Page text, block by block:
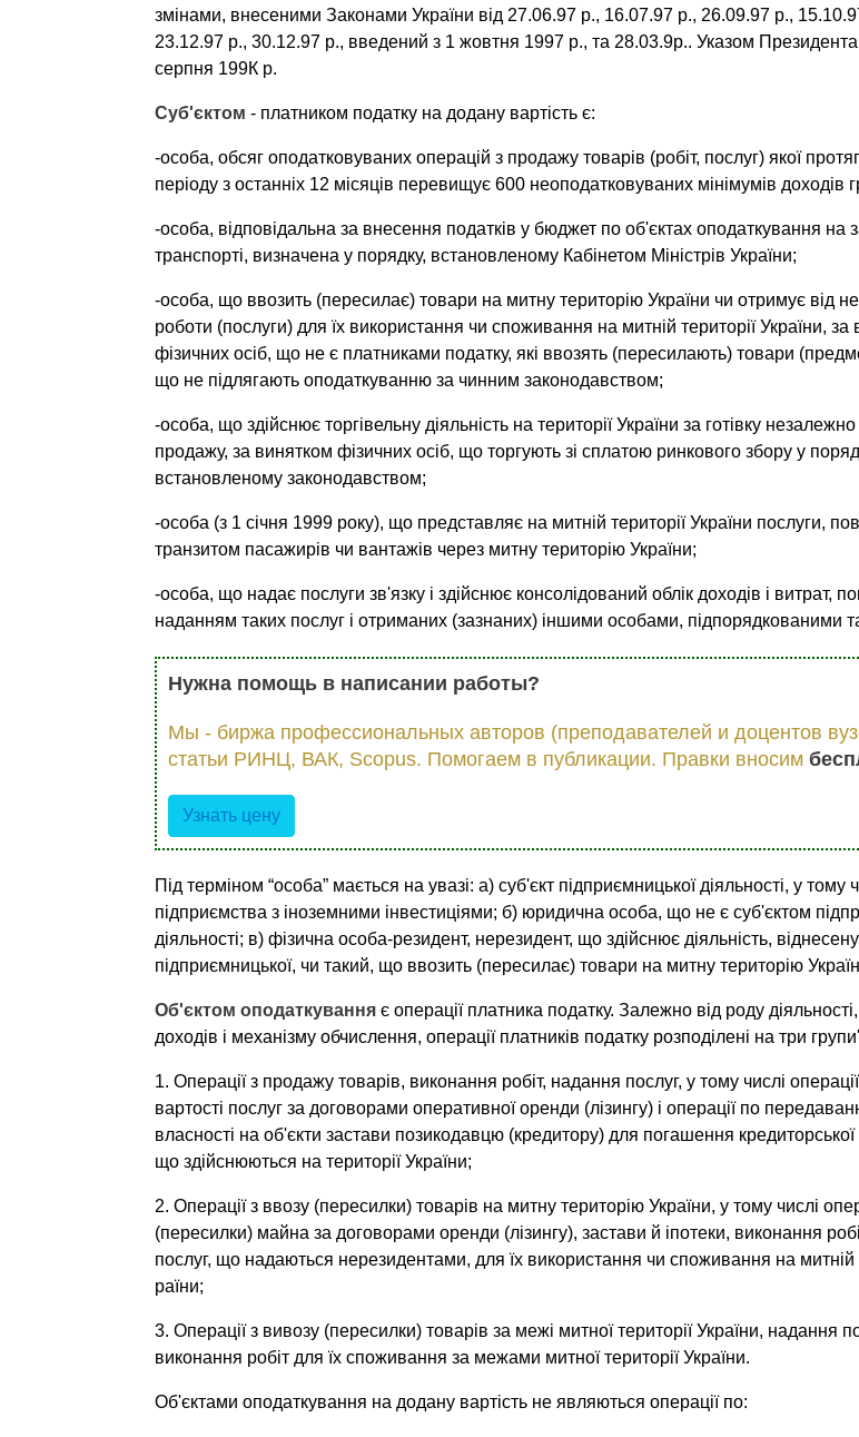
змінами, внесени­ми Законами України від 27.06.97 р., 16.07.97 р., 26.09.97 р.,
23.12.97 р., 30.12.97 р., введений з 1 жовтня 1997 р., та 28.03.9р.. Указом Президента
серпня 199К р.
Суб'єктом - платником податку на додану вартість є:
-особа, обсяг оподатковуваних операцій з продажу то­варів (робіт, послуг) якої
періоду з ос­танніх 12 місяців перевищує 600 неоподатковуваних мінімумів доходів
-особа, відповідальна за внесення податків у бюджет по об'єктах оподаткування на
транспорті, визна­чена у порядку, встановленому Кабінетом Міністрів Украї­ни;
-особа, що ввозить (пересилає) товари на митну терито­рію України чи отримує від
роботи (послуги) для їх використання чи споживання на митній території України, за
фізичних осіб, що не є платниками податку, які ввозять (пересилають) товари
що не підлягають оподаткуванню за чинним законо­давством;
-особа, що здійснює торгівельну діяльність на території України за готівку незалежно
продажу, за винят­ком фізичних осіб, що торгують зі сплатою ринкового збору у
встановленому законодавством;
-особа (з 1 січня 1999 року), що представляє на митній території України послуги,
транзитом пасажирів чи вантажів через митну територію України;
-особа, що надає послуги зв'язку і здійснює консолідо­ваний облік доходів і витрат,
наданням таких послуг і отриманих (зазнаних) іншими особами, підпоряд­кованими
Нужна помощь в написании работы?
Мы - биржа профессиональных авторов (преподавателей и доцентов
статьи РИНЦ, ВАК, Scopus. Помогаем в публикации. Правки вносим
Узнать цену
Під терміном “особа” мається на увазі: а) суб'єкт підпри­ємницької діяльності, у тому
підприємства з іноземними інвестиціями; б) юридична особа, що не є суб'єктом
діяльності; в) фізична особа-резидент, нерезидент, що здійснює діяльність,
підприємницької, чи та­кий, що ввозить (пересилає) товари на митну територію
Об'єктом оподаткуванняє операції платника податку. Залежно від роду
доходів і механіз­му обчислення, операції платників податку розподілені на три
1. Операції з продажу товарів, виконання робіт, надання послуг, у тому числі
вартості послуг за договорами оперативної оренди (лізингу) і операції по
власності на об'єкти застави позикодавцю (кредитору) для погашення кредиторської
що здійснюються на території України;
2. Операції з ввозу (пересилки) товарів на митну терито­рію України, у тому числі
(пересилки) май­на за договорами оренди (лізингу), застави й іпотеки, вико­нання
послуг, що надаються нерезидентами, для їх використання чи споживання на митній
раїни;
3. Операції з вивозу (пересилки) товарів за межі митної території України, надання
виконання робіт для їх споживання за межами митної території України.
Об'єктами оподаткування на додану вартість не являються операції по: